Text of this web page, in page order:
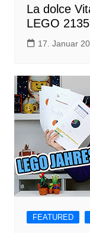
La dolce
LEGO
17. Januar
FEATURED